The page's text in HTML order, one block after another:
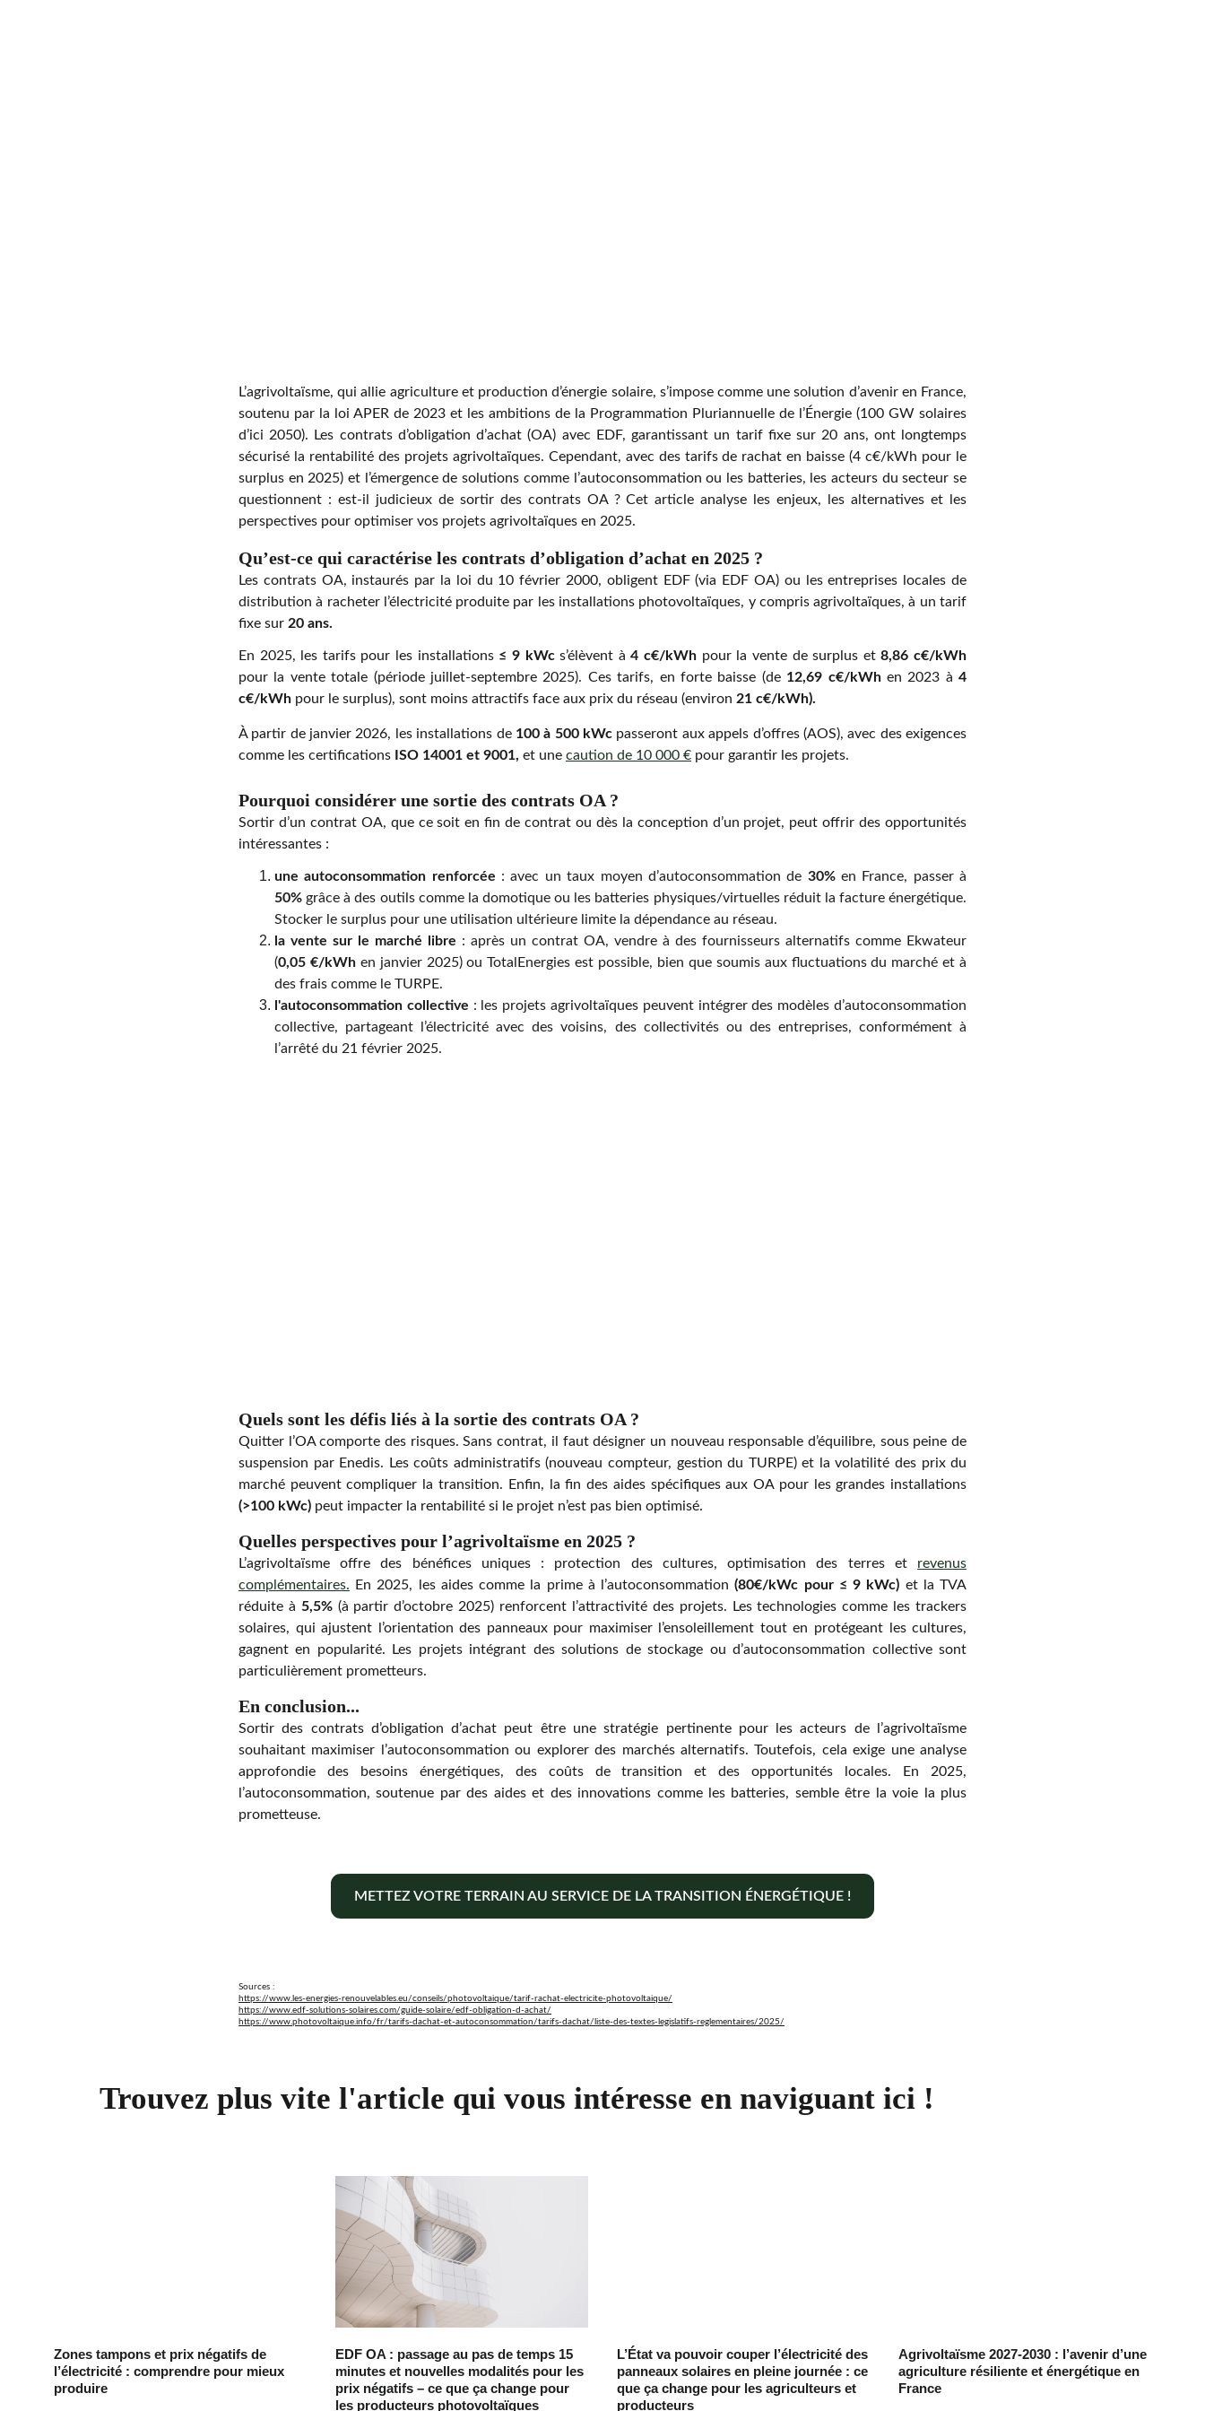
L’agrivoltaïsme, qui allie agriculture et production d’énergie solaire, s’impose comme une solution d’avenir en France,
soutenu par la loi APER de 2023 et les ambitions de la Programmation Pluriannuelle de l’Énergie (100 GW solaires
d’ici 2050). Les contrats d’obligation d’achat (OA) avec EDF, garantissant un tarif fixe sur 20 ans, ont longtemps
sécurisé la rentabilité des projets agrivoltaïques. Cependant, avec des tarifs de rachat en baisse (4 c€/kWh pour le
surplus en 2025) et l’émergence de solutions comme l’autoconsommation ou les batteries, les acteurs du secteur se
questionnent : est-il judicieux de sortir des contrats OA ? Cet article analyse les enjeux, les alternatives et les
perspectives pour optimiser vos projets agrivoltaïques en 2025.
Qu’est-ce qui caractérise les contrats d’obligation d’achat en 2025 ?
Les contrats OA, instaurés par la loi du 10 février 2000, obligent EDF (via EDF OA) ou les entreprises locales de
distribution à racheter l’électricité produite par les installations photovoltaïques, y compris agrivoltaïques, à un tarif
fixe sur 20 ans.
En 2025, les tarifs pour les installations ≤ 9 kWcs’élèvent à4 c€/kWh pour la vente de surplus et8,86 c€/kWh
pour la vente totale (période juillet-septembre 2025). Ces tarifs, en forte baisse (de 12,69 c€/kWhen 2023 à4
c€/kWhpour le surplus), sont moins attractifs face aux prix du réseau (environ 21 c€/kWh).
À partir de janvier 2026, les installations de 100 à 500 kWc passeront aux appels d’offres (AOS), avec des exigences
comme les certifications ISO 14001 et 9001, et une caution de 10 000 €pour garantir les projets.
Pourquoi considérer une sortie des contrats OA ?
Sortir d’un contrat OA, que ce soit en fin de contrat ou dès la conception d’un projet, peut offrir des opportunités
intéressantes :
une autoconsommation renforcée : avec un taux moyen d’autoconsommation de 30%en France, passer à
50%grâce à des outils comme la domotique ou les batteries physiques/virtuelles réduit la facture énergétique.
Stocker le surplus pour une utilisation ultérieure limite la dépendance au réseau.
la vente sur le marché libre : après un contrat OA, vendre à des fournisseurs alternatifs comme Ekwateur
(0,05 €/kWhen janvier 2025) ou TotalEnergies est possible, bien que soumis aux fluctuations du marché et à
des frais comme le TURPE.
l'autoconsommation collective : les projets agrivoltaïques peuvent intégrer des modèles d’autoconsommation
collective, partageant l’électricité avec des voisins, des collectivités ou des entreprises, conformément à
l’arrêté du 21 février 2025.
Quels sont les défis liés à la sortie des contrats OA ?
Quitter l’OA comporte des risques. Sans contrat, il faut désigner un nouveau responsable d’équilibre, sous peine de
suspension par Enedis. Les coûts administratifs (nouveau compteur, gestion du TURPE) et la volatilité des prix du
marché peuvent compliquer la transition. Enfin, la fin des aides spécifiques aux OA pour les grandes installations
(>100 kWc)peut impacter la rentabilité si le projet n’est pas bien optimisé.
Quelles perspectives pour l’agrivoltaïsme en 2025 ?
L’agrivoltaïsme offre des bénéfices uniques : protection des cultures, optimisation des terres et revenus
complémentaires. En 2025, les aides comme la prime à l’autoconsommation(80€/kWc pour ≤ 9 kWc) et la TVA
réduite à 5,5%(à partir d’octobre 2025) renforcent l’attractivité des projets. Les technologies comme les trackers
solaires, qui ajustent l’orientation des panneaux pour maximiser l’ensoleillement tout en protégeant les cultures,
gagnent en popularité. Les projets intégrant des solutions de stockage ou d’autoconsommation collective sont
particulièrement prometteurs.
En conclusion...
Sortir des contrats d’obligation d’achat peut être une stratégie pertinente pour les acteurs de l’agrivoltaïsme
souhaitant maximiser l’autoconsommation ou explorer des marchés alternatifs. Toutefois, cela exige une analyse
approfondie des besoins énergétiques, des coûts de transition et des opportunités locales. En 2025,
l’autoconsommation, soutenue par des aides et des innovations comme les batteries, semble être la voie la plus
prometteuse.
METTEZ VOTRE TERRAIN AU SERVICE DE LA TRANSITION ÉNERGÉTIQUE !
Sources :
https://www.les-energies-renouvelables.eu/conseils/photovoltaique/tarif-rachat-electricite-photovoltaique/
https://www.edf-solutions-solaires.com/guide-solaire/edf-obligation-d-achat/
https://www.photovoltaique.info/fr/tarifs-dachat-et-autoconsommation/tarifs-dachat/liste-des-textes-legislatifs-reglementaires/2025/
Trouvez plus vite l'article qui vous intéresse en naviguant ici !
Zones tampons et prix négatifs de
l’électricité : comprendre pour mieux
produire
EDF OA : passage au pas de temps 15
minutes et nouvelles modalités pour les
prix négatifs – ce que ça change pour
les producteurs photovoltaïques
L’État va pouvoir couper l’électricité des
panneaux solaires en pleine journée : ce
que ça change pour les agriculteurs et
producteurs
Agrivoltaïsme 2027-2030 : l’avenir d’une
agriculture résiliente et énergétique en
France